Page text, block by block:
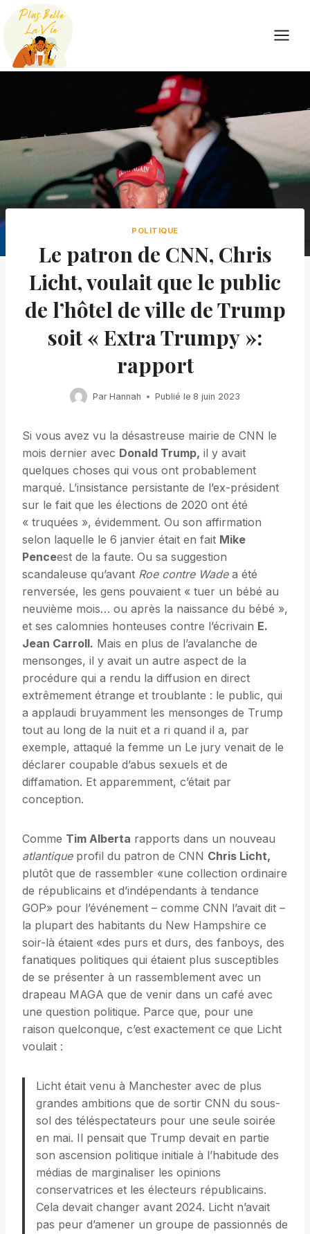
Skip
content
POLITIQUE
Le patron de CNN, Chris
Licht, voulait que le public
de l’hôtel de ville de Trump
soit « Extra Trumpy »:
rapport
Par Hannah Publié le 8 juin 2023
Si vous avez vu la désastreuse mairie de CNN le
mois dernier avec Donald Trump, il y avait
quelques choses qui vous ont probablement
marqué. L’insistance persistante de l’ex-président
sur le fait que les élections de 2020 ont été
« truquées », évidemment. Ou son affirmation
selon laquelle le 6 janvier était en fait Mike
Penceest de la faute. Ou sa suggestion
scandaleuse qu’avant Roe contre Wadea été
renversée, les gens pouvaient « tuer un bébé au
neuvième mois… ou après la naissance du bébé »,
et ses calomnies honteuses contre l’écrivain E.
Jean Carroll. Mais en plus de l’avalanche de
mensonges, il y avait un autre aspect de la
procédure qui a rendu la diffusion en direct
extrêmement étrange et troublante : le public, qui
a applaudi bruyamment les mensonges de Trump
tout au long de la nuit et a ri quand il a, par
exemple, attaqué la femme un Le jury venait de le
déclarer coupable d’abus sexuels et de
diffamation. Et apparemment, c’était par
conception.
Comme Tim Alberta rapports dans un nouveau
atlantiqueprofil du patron de CNN Chris Licht,
plutôt que de rassembler «une collection ordinaire
de républicains et d’indépendants à tendance
GOP» pour l’événement – ​​comme CNN l’avait dit –
la plupart des habitants du New Hampshire ce
soir-là étaient «des purs et durs, des fanboys, des
fanatiques politiques qui étaient plus susceptibles
de se présenter à un rassemblement avec un
drapeau MAGA que de venir dans un café avec
une question politique. Parce que, pour une
raison quelconque, c’est exactement ce que Licht
voulait :
Licht était venu à Manchester avec de plus
grandes ambitions que de sortir CNN du sous-
sol des téléspectateurs pour une seule soirée
en mai. Il pensait que Trump devait en partie
son ascension politique initiale à l’habitude des
médias de marginaliser les opinions
conservatrices et les électeurs républicains.
Cela devait changer avant 2024. Licht n’avait
pas peur d’amener un groupe de passionnés de